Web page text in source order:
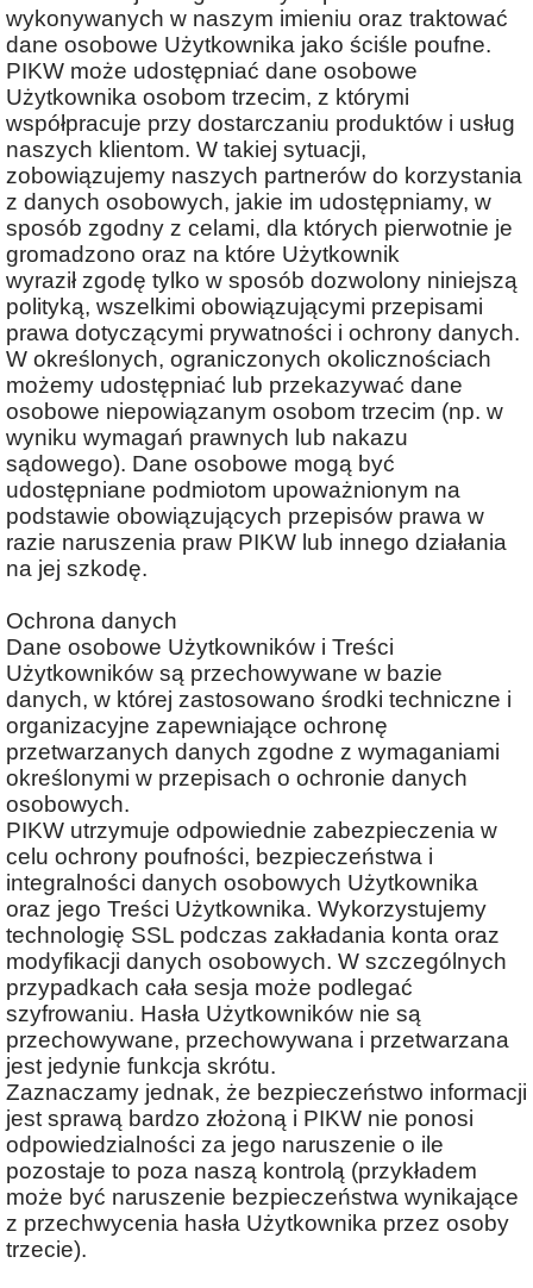
wykonywanych w naszym imieniu oraz traktować
dane osobowe Użytkownika jako ściśle poufne.
PIKW może udostępniać dane osobowe
Użytkownika osobom trzecim, z którymi
współpracuje przy dostarczaniu produktów i usług
naszych klientom. W takiej sytuacji,
zobowiązujemy naszych partnerów do korzystania
z danych osobowych, jakie im udostępniamy, w
sposób zgodny z celami, dla których pierwotnie je
gromadzono oraz na które Użytkownik
wyraził zgodę tylko w sposób dozwolony niniejszą
polityką, wszelkimi obowiązującymi przepisami
prawa dotyczącymi prywatności i ochrony danych.
W określonych, ograniczonych okolicznościach
możemy udostępniać lub przekazywać dane
osobowe niepowiązanym osobom trzecim (np. w
wyniku wymagań prawnych lub nakazu
sądowego). Dane osobowe mogą być
udostępniane podmiotom upoważnionym na
podstawie obowiązujących przepisów prawa w
razie naruszenia praw PIKW lub innego działania
na jej szkodę.
Ochrona danych
Dane osobowe Użytkowników i Treści
Użytkowników są przechowywane w bazie
danych, w której zastosowano środki techniczne i
organizacyjne zapewniające ochronę
przetwarzanych danych zgodne z wymaganiami
określonymi w przepisach o ochronie danych
osobowych.
PIKW utrzymuje odpowiednie zabezpieczenia w
celu ochrony poufności, bezpieczeństwa i
integralności danych osobowych Użytkownika
oraz jego Treści Użytkownika. Wykorzystujemy
technologię SSL podczas zakładania konta oraz
modyfikacji danych osobowych. W szczególnych
przypadkach cała sesja może podlegać
szyfrowaniu. Hasła Użytkowników nie są
przechowywane, przechowywana i przetwarzana
jest jedynie funkcja skrótu.
Zaznaczamy jednak, że bezpieczeństwo informacji
jest sprawą bardzo złożoną i PIKW nie ponosi
odpowiedzialności za jego naruszenie o ile
pozostaje to poza naszą kontrolą (przykładem
może być naruszenie bezpieczeństwa wynikające
z przechwycenia hasła Użytkownika przez osoby
trzecie).